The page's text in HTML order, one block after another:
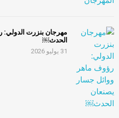
مهرجان بنزرت
الحدث￼
31 يوليو 2026